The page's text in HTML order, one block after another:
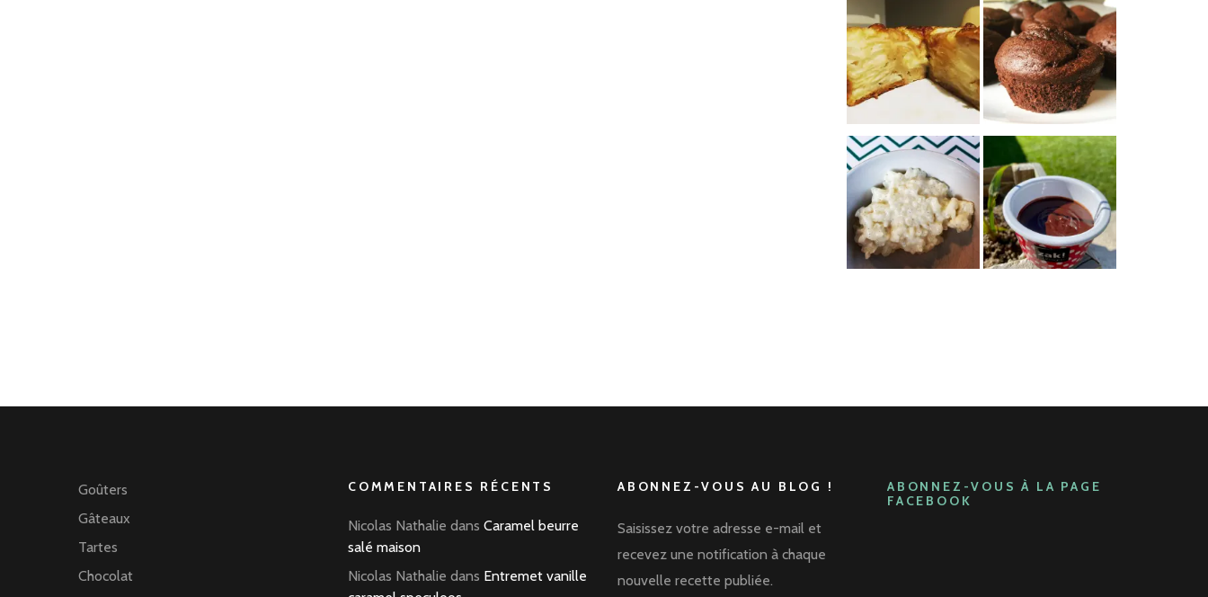
Goûters
Gâteaux
Tartes
Chocolat
COMMENTAIRES RÉCENTS
Nicolas Nathalie dans Caramel beurre
salé maison
Nicolas Nathalie dans Entremet vanille
ABONNEZ-VOUS AU BLOG !
Saisissez votre adresse e-mail et
recevez une notification à chaque
nouvelle recette publiée.
ABONNEZ-VOUS À LA PAGE
FACEBOOK